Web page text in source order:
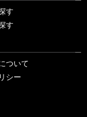
す
す
ついて
シー